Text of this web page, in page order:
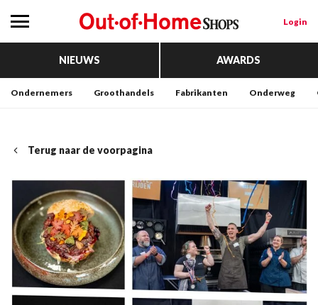
Login
NIEUWS AWARDS
Ondernemers Groothandels Fabrikanten Onderweg
Terug naar de voorpagina